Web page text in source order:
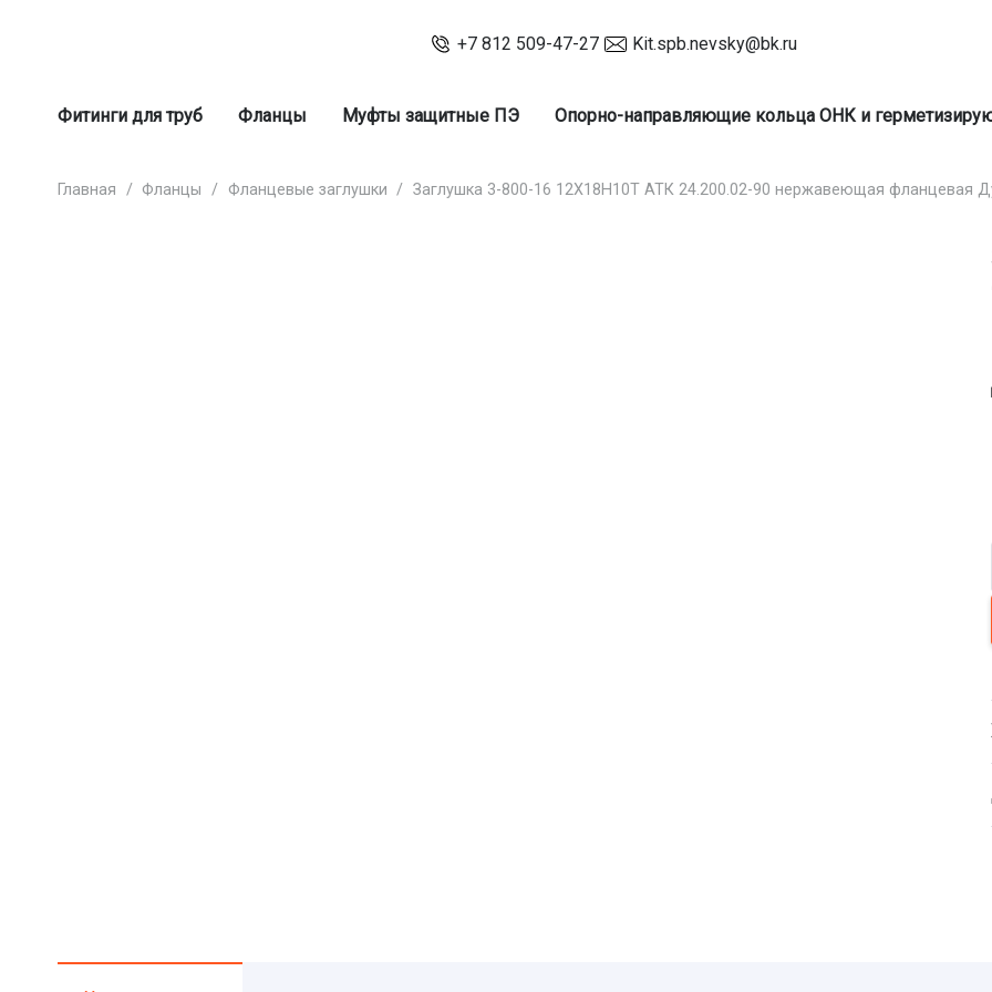
+7 812 509-47-27 Kit.spb.nevsky@bk.ru
Фитинги для труб Фланцы Муфты защитные ПЭ Опорно-направляющие кольца ОНК и
Главная / Фланцы / Фланцевые заглушки / Заглушка 3-800-16 12Х18Н10Т АТК 24.200.02-90 нержавеющая фланцевая